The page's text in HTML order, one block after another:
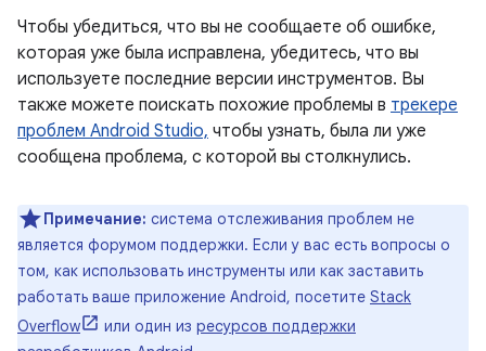
Чтобы убедиться, что вы не сообщаете об ошибке,
которая уже была исправлена, убедитесь, что вы
используете последние версии инструментов. Вы
также можете поискать похожие проблемы в трекере
проблем Android Studio, чтобы узнать, была ли уже
сообщена проблема, с которой вы столкнулись.
Примечание: система отслеживания проблем не
является форумом поддержки. Если у вас есть вопросы о
том, как использовать инструменты или как заставить
работать ваше приложение Android, посетите Stack
Overflow
или один из ресурсов поддержки